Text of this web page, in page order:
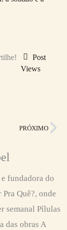
Post
Views
PRÓXIMO
fundadora do
Quê?, onde
semanal Pílulas
das obras A